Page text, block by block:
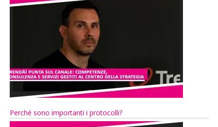
Perché sono importanti i protocolli?